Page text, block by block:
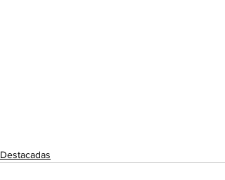
Destacadas